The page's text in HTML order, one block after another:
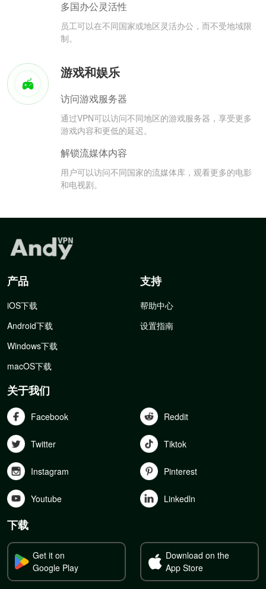
多国办公灵活性
员工可以在不同国家或地区灵活办公，而不受地域限
制。
游戏和娱乐
访问游戏服务器
通过VPN可以访问不同地区的游戏服务器，享受更多
游戏内容和更低的延迟。
解锁流媒体内容
用户可以访问不同国家的流媒体库，观看更多的电影
和电视剧。
产品
iOS下载
Android下载
Windows下载
macOS下载
支持
帮助中心
设置指南
关于我们
Facebook Reddit
Twitter Tiktok
Instagram Pinterest
Youtube Linkedln
下载
Get it on
Google Play
Download on the
App Store